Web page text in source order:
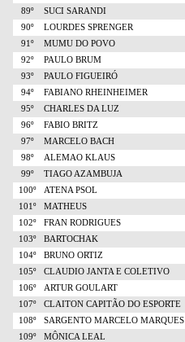
89º
SUCI SARANDI
90º
LOURDES SPRENGER
91º
MUMU DO POVO
92º
PAULO BRUM
93º
PAULO FIGUEIRÓ
94º
FABIANO RHEINHEIMER
95º
CHARLES DA LUZ
96º
FABIO BRITZ
97º
MARCELO BACH
98º
ALEMAO KLAUS
99º
TIAGO AZAMBUJA
100º
ATENA PSOL
101º
MATHEUS
102º
FRAN RODRIGUES
103º
BARTOCHAK
104º
BRUNO ORTIZ
105º
CLAUDIO JANTA E COLETIVO
106º
ARTUR GOULART
107º
CLAITON CAPITÃO DO ESPORTE
108º
SARGENTO MARCELO MARQUES
109º
MÔNICA LEAL